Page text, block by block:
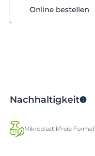
Online bestellen
Nachhaltigkeit
Mikroplastikfreie Formel